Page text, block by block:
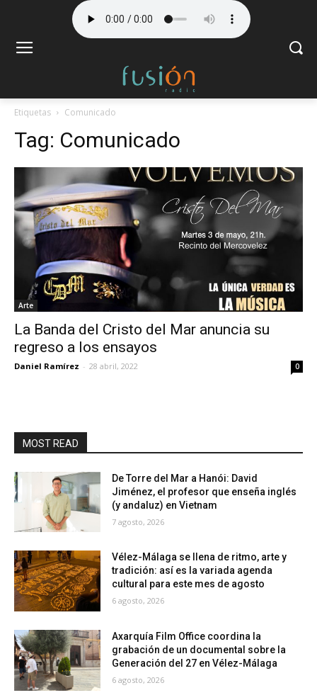
Etiquetas Comunicado
Tag: Comunicado
Arte
La Banda del Cristo del Mar anuncia su
regreso a los ensayos
Daniel Ramírez - 28 abril, 2022 0
MOST READ
De Torre del Mar a Hanói: David
Jiménez, el profesor que enseña inglés
(y andaluz) en Vietnam
7 agosto, 2026
Vélez-Málaga se llena de ritmo, arte y
tradición: así es la variada agenda
cultural para este mes de agosto
6 agosto, 2026
Axarquía Film Office coordina la
grabación de un documental sobre la
Generación del 27 en Vélez-Málaga
6 agosto, 2026